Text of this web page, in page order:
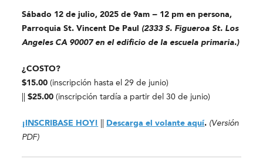
Sábado 12 de julio, 2025 de 9am − 12 pm en persona,
Parroquia St. Vincent De Paul (2333 S. Figueroa St. Los
Angeles CA 90007 en el edificio de la escuela primaria.)
¿COSTO?
$15.00 (inscripción hasta el 29 de junio)
||$25.00 (inscripción tardía a partir del 30 de junio)
¡INSCRIBASE HOY! Descarga el volante aquí. (Versión
PDF)